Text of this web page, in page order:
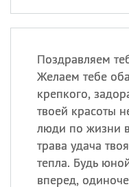
Поздравляем
Желаем тебе
крепкого,
твоей красоты
люди по жизни
трава удача
тепла. Будь
вперед,